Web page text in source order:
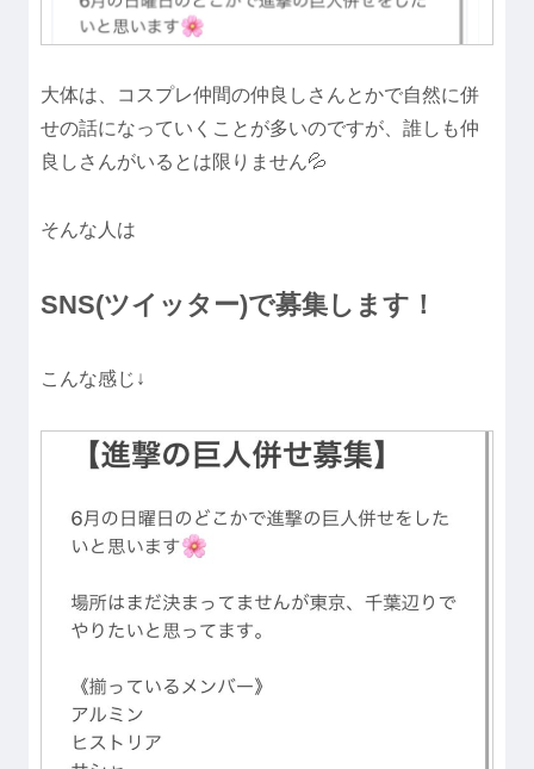
大体は、コスプレ仲間の仲良しさんとかで自然に併
せの話になっていくことが多いのですが、誰しも仲
良しさんがいるとは限りません💦
そんな人は
SNS(ツイッター)で募集します！
こんな感じ↓